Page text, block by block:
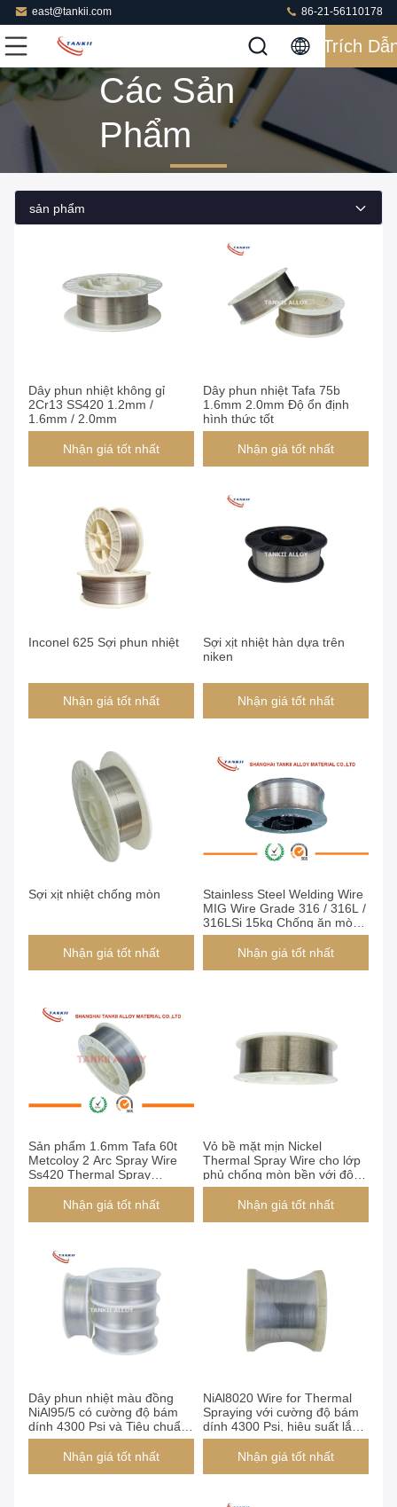
east@tankii.com 86-21-56110178
Trích
Các Sản
Phẩm
sản phẩm
Dây phun nhiệt không gỉ
2Cr13 SS420 1.2mm /
1.6mm / 2.0mm
Nhận giá tốt nhất
Dây phun nhiệt Tafa 75b
1.6mm 2.0mm Độ ổn định
hình thức tốt
Nhận giá tốt nhất
Inconel 625 Sợi phun nhiệt
Nhận giá tốt nhất
Sợi xịt nhiệt hàn dựa trên
niken
Nhận giá tốt nhất
Sợi xịt nhiệt chống mòn
Nhận giá tốt nhất
Stainless Steel Welding Wire
MIG Wire Grade 316 / 316L /
316LSi 15kg Chống ăn mòn
cuộn dây
Nhận giá tốt nhất
Sản phẩm 1.6mm Tafa 60t
Metcoloy 2 Arc Spray Wire
Ss420 Thermal Spray
Coating Wire
Nhận giá tốt nhất
Vỏ bề mặt mịn Nickel
Thermal Spray Wire cho lớp
phủ chống mòn bền với độ
bền kéo cao ≥ 500
Nhận giá tốt nhất
Dây phun nhiệt màu đồng
NiAl95/5 có cường độ bám
dính 4300 Psi và Tiêu chuẩn
BS EN14640
Nhận giá tốt nhất
NiAl8020 Wire for Thermal
Spraying với cường độ bám
dính 4300 Psi, hiệu suất lắng
đọng 70% và bề mặt hoàn
thiện mịnNhận giá tốt nhất